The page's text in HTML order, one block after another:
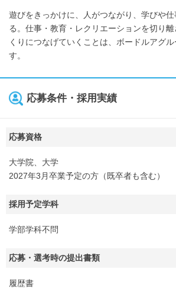
遊びをきっかけに、人がつながり、学びや
る。仕事・教育・レクリエーションを切り
くりにつなげていくことは、ボードルアグ
す。
応募条件・採用実績
応募資格
大学院、大学
2027年3月卒業予定の方（既卒者も含む）
採用予定学科
学部学科不問
応募・選考時の提出書類
履歴書